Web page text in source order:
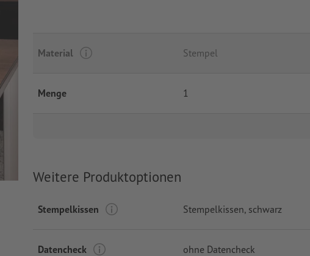
Material Stempel
Menge 1
Weitere Produktoptionen
Stempelkissen Stempelkissen, schwarz
Datencheck ohne Datencheck